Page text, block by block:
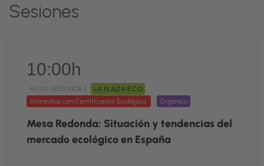
Sesiones
10:00h
MESA REDONDA |
LA PLAZA ECO
Alimentos con Certificación Ecológica
Orgánico
Mesa Redonda: Situación y tendencias del
mercado ecológico en España